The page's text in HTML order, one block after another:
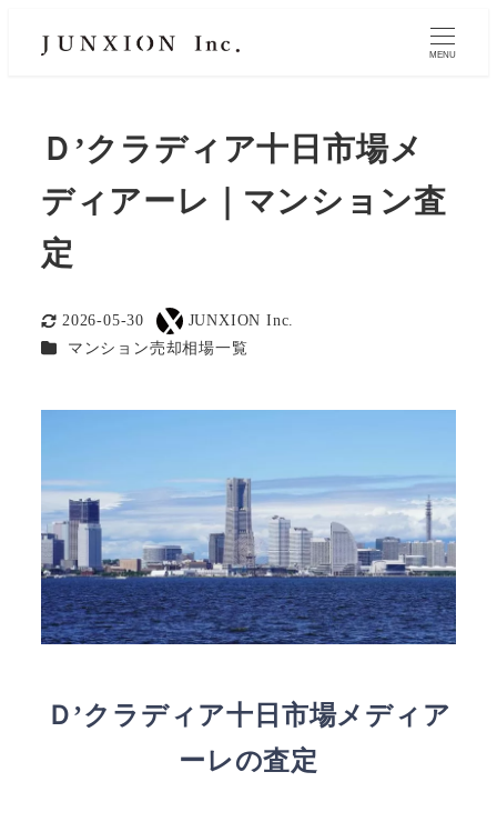
MENU
Ｄ’クラディア十日市場メ
ディアーレ｜マンション査
定
更新日
2026-05-30
著
者
JUNXION Inc.
カテゴリー
マンション売却相場一覧
Ｄ’クラディア十日市場メディア
ーレの査定